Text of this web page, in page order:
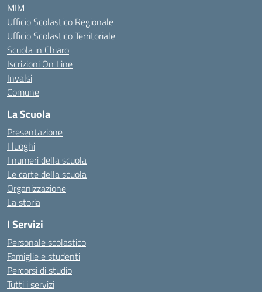
MIM
Ufficio Scolastico Regionale
Ufficio Scolastico Territoriale
Scuola in Chiaro
Iscrizioni On Line
Invalsi
Comune
La Scuola
Presentazione
I luoghi
I numeri della scuola
Le carte della scuola
Organizzazione
La storia
I Servizi
Personale scolastico
Famiglie e studenti
Percorsi di studio
Tutti i servizi